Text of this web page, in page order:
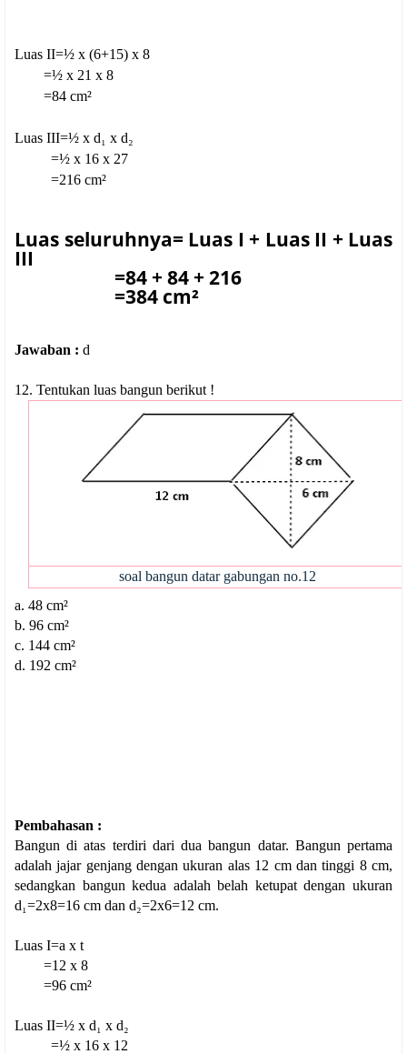
Luas II=½ x (6+15) x 8
=½ x 21 x 8
=84 cm²
Luas III=½ x d₁ x d₂
=½ x 16 x 27
=216 cm²
Luas seluruhnya= Luas I + Luas II + Luas
III
=84 + 84 + 216
=384 cm²
Jawaban : d
12. Tentukan luas bangun berikut !
soal bangun datar gabungan no.12
a. 48 cm²
b. 96 cm²
c. 144 cm²
d. 192 cm²
Pembahasan :
Bangun di atas terdiri dari dua bangun datar. Bangun pertama
adalah jajar genjang dengan ukuran alas 12 cm dan tinggi 8 cm,
sedangkan bangun kedua adalah belah ketupat dengan ukuran
d₁=2x8=16 cm dan d₂=2x6=12 cm.
Luas I=a x t
=12 x 8
=96 cm²
Luas II=½ x d₁ x d₂
=½ x 16 x 12